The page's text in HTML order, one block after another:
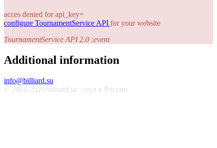
acces denied for api_key=
configure TournamentService API for your website
TournamentService API 2.0 :event
Additional information
info@billiard.su
© 2004-2026 billiard.su – пул в России